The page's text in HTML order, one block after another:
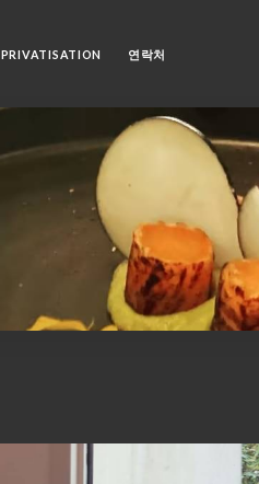
PRIVATISATION 연락처